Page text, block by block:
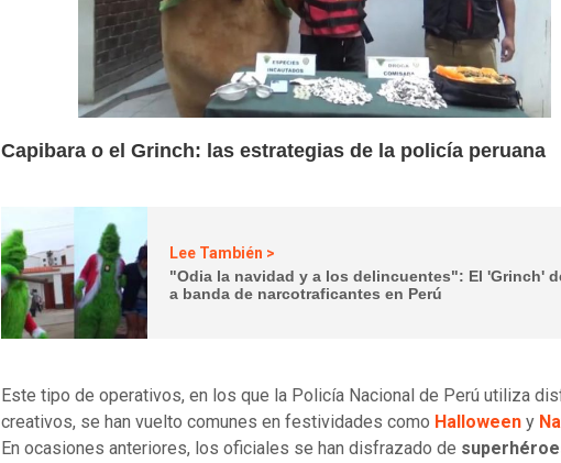
Capibara o el Grinch: las estrategias de la policía peruana
Lee También >
"Odia la navidad y a los delincuentes": El 'Grinch'
a banda de narcotraficantes en Perú
Este tipo de operativos, en los que la Policía Nacional de Perú utiliza
creativos, se han vuelto comunes en festividades como Halloween y
En ocasiones anteriores, los oficiales se han disfrazado de